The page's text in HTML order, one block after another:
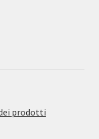
prodotti